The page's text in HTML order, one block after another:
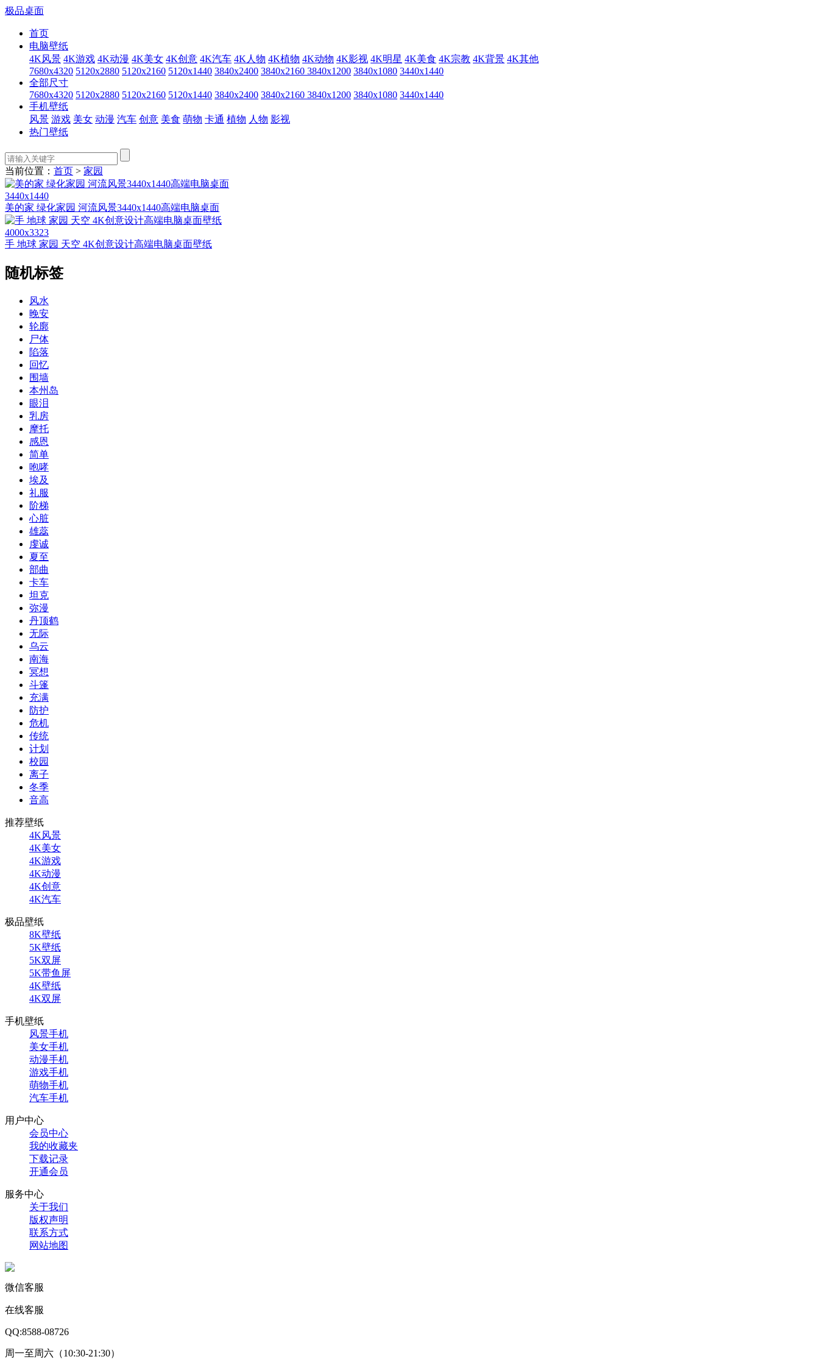
极品桌面
首页
电脑壁纸
4K风景 4K游戏 4K动漫 4K美女 4K创意 4K汽车 4K人物 4K植物 4K动物 4K影视 4K明星 4K美食 4K宗教 4K背景 4K其他
7680x4320 5120x2880 5120x2160 5120x1440 3840x2400 3840x2160 3840x1200 3840x1080 3440x1440
全部尺寸
7680x4320 5120x2880 5120x2160 5120x1440 3840x2400 3840x2160 3840x1200 3840x1080 3440x1440
手机壁纸
风景 游戏 美女 动漫 汽车 创意 美食 萌物 卡通 植物 人物 影视
热门壁纸
当前位置： 首页 > 家园
3440x1440
美的家 绿化家园 河流风景3440x1440高端电脑桌面
4000x3323
手 地球 家园 天空 4K创意设计高端电脑桌面壁纸
随机标签
风水
晚安
轮廓
尸体
陷落
回忆
围墙
本州岛
眼泪
乳房
摩托
感恩
简单
咆哮
埃及
礼服
阶梯
心脏
雄蕊
虔诚
夏至
部曲
卡车
坦克
弥漫
丹顶鹤
无际
乌云
南海
冥想
斗篷
充满
防护
危机
传统
计划
校园
离子
冬季
音高
推荐壁纸
4K风景
4K美女
4K游戏
4K动漫
4K创意
4K汽车
极品壁纸
8K壁纸
5K壁纸
5K双屏
5K带鱼屏
4K壁纸
4K双屏
手机壁纸
风景手机
美女手机
动漫手机
游戏手机
萌物手机
汽车手机
用户中心
会员中心
我的收藏夹
下载记录
开通会员
服务中心
关于我们
版权声明
联系方式
网站地图
微信客服
在线客服
QQ:8588-08726
周一至周六（10:30-21:30）